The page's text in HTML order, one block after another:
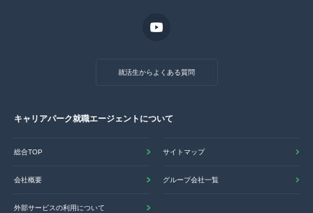
就活生からよくある質問
キャリアパーク就職エージェントについて
総合TOP サイトマップ
会社概要 グループ会社一覧
外部サービスの利用について